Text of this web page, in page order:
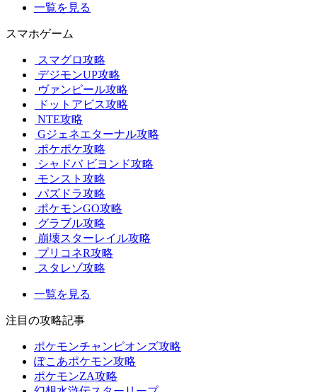
一覧を見る
スマホゲーム
スマグロ攻略
デジモンUP攻略
ヴァンピール攻略
ドットアビス攻略
NTE攻略
Gジェネエターナル攻略
ポケポケ攻略
シャドバ ビヨンド攻略
モンスト攻略
パズドラ攻略
ポケモンGO攻略
グラブル攻略
崩壊スターレイル攻略
プリコネR攻略
スタレゾ攻略
一覧を見る
注目の攻略記事
ポケモンチャンピオンズ攻略
ぽこあポケモン攻略
ポケモンZA攻略